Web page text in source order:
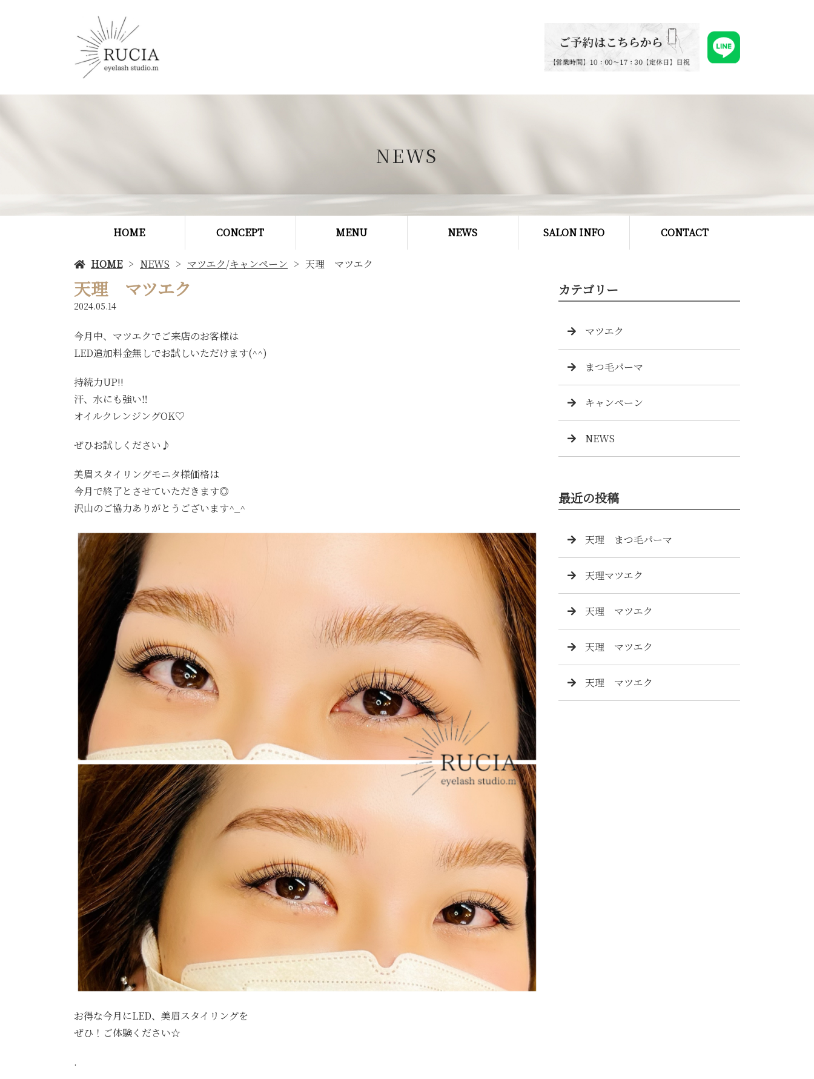
NEWS
HOME CONCEPT MENU NEWS SALON INFO CONTACT
HOME NEWS マツエク/キャンペーン 天理 マツエク
天理 マツエク
2024.05.14
今月中、マツエクでご来店のお客様は
LED追加料金無しでお試しいただけます(^^)
持続力UP!!
汗、水にも強い‼︎
オイルクレンジングOK♡
ぜひお試しください♪
美眉スタイリングモニタ様価格は
今月で終了とさせていただきます◎
沢山のご協力ありがとうございます^_^
お得な今月にLED、美眉スタイリングを
ぜひ！ご体験ください☆
.
カテゴリー
マツエク
まつ毛パーマ
キャンペーン
NEWS
最近の投稿
天理 まつ毛パーマ
天理マツエク
天理 マツエク
天理 マツエク
天理 マツエク